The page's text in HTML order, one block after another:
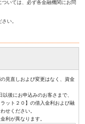
いては、必ず各金融機関にお問
い。
見直しおよび変更はなく、資金
後にお申込みのお客さまで、
ット２０】の借入金利および融
せください。
利が異なります。